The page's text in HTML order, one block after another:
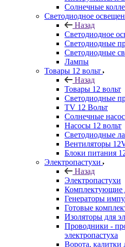
Солнечные
Светодиодное
Назад
Светодиодное
Светодиодные
Светодиодные
Лампы
Товары 12 вольт
Назад
Товары 12 вольт
Светодиодные
TV 12 Вольт
Солнечные
Насосы 12 вольт
Светодиодные
Вентиляторы
Блоки питания
Электропастухи
Назад
Электропастухи
Комплектующие
Генераторы
Готовые
Изоляторы для
Проводники -
электропастуха
Ворота, калитки